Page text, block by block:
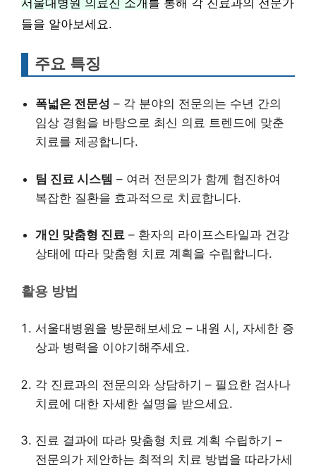
서울대병원 의료진 소개를 통해 각 진료과의 전문가
들을 알아보세요.
주요 특징
폭넓은 전문성 – 각 분야의 전문의는 수년 간의
임상 경험을 바탕으로 최신 의료 트렌드에 맞춘
치료를 제공합니다.
팀 진료 시스템 – 여러 전문의가 함께 협진하여
복잡한 질환을 효과적으로 치료합니다.
개인 맞춤형 진료 – 환자의 라이프스타일과 건강
상태에 따라 맞춤형 치료 계획을 수립합니다.
활용 방법
서울대병원을 방문해보세요 – 내원 시, 자세한 증
상과 병력을 이야기해주세요.
각 진료과의 전문의와 상담하기 – 필요한 검사나
치료에 대한 자세한 설명을 받으세요.
진료 결과에 따라 맞춤형 치료 계획 수립하기 –
전문의가 제안하는 최적의 치료 방법을 따라가세